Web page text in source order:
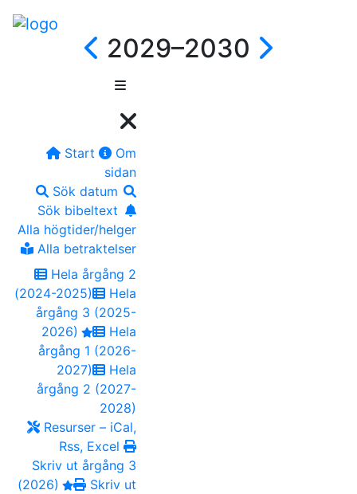
2029–2030
Start
Om
sidan
Sök datum
Sök bibeltext
Alla högtider/helger
Alla betraktelser
Hela årgång 2
(2024-2025)
Hela
årgång 3 (2025-
2026)
Hela
årgång 1 (2026-
2027)
Hela
årgång 2 (2027-
2028)
Resurser – iCal,
Rss, Excel
Skriv ut årgång 3
(2026)
Skriv ut